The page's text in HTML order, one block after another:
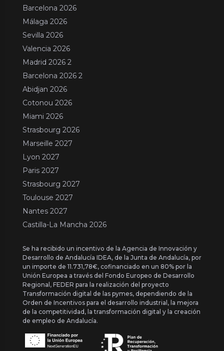
Barcelona 2026
Málaga 2026
Sevilla 2026
Valencia 2026
Madrid 2026 2
Barcelona 2026 2
Abidjan 2026
Cotonou 2026
Miami 2026
Strasbourg 2026
Marseille 2027
Lyon 2027
Paris 2027
Strasbourg 2027
Toulouse 2027
Nantes 2027
Castilla-La Mancha 2026
Se ha recibido un incentivo de la Agencia de Innovación y
Desarrollo de Andalucía IDEA, de la Junta de Andalucía, por
un importe de 11.731,78€, cofinanciado en un 80% por la
Unión Europea a través del Fondo Europeo de Desarrollo
Regional, FEDER para la realización del proyecto
Transformación digital de las pymes, dependiendo de la
Orden de Incentivos para el desarrollo industrial, la mejora
de la competitividad, la transformación digital y la creación
de empleo de Andalucía.